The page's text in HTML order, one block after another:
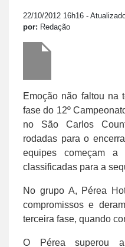
22/10/2012 16h16 -
por: Redação
Emoção não faltou na
fase do 12º
no São Carlos
rodadas para o
equipes começam a
classificadas para a
No grupo A, Pérea
compromissos e
terceira fase, quando
O Pérea superou a